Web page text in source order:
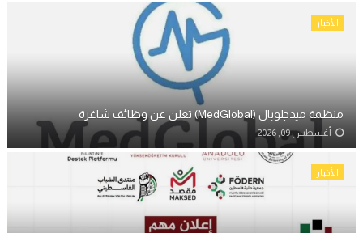
الأخبار
منظمة ميدجلوبال (MedGlobal) تعلن عن وظائف شاغرة
أغسطس 09, 2026
الأخبار